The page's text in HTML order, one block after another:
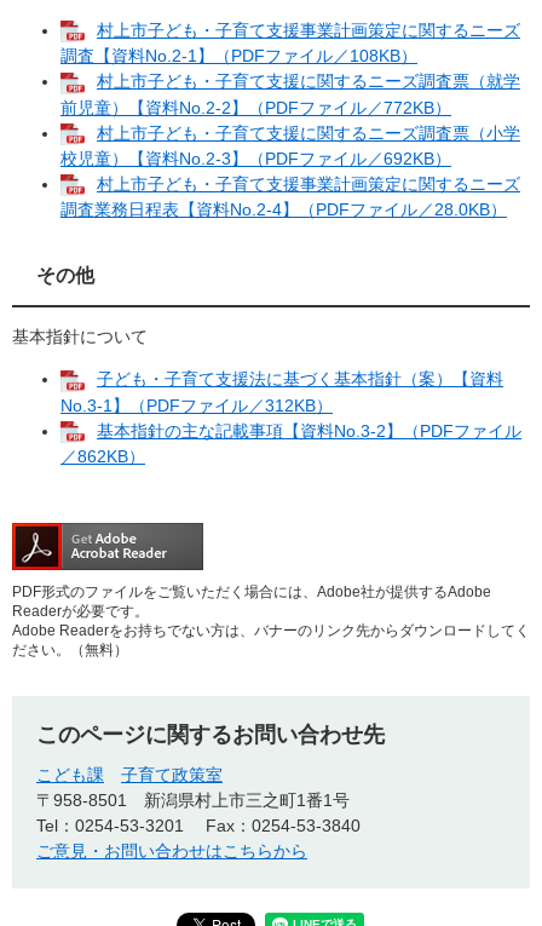
村上市子ども・子育て支援事業計画策定に関するニーズ
調査【資料No.2-1】（PDFファイル／108KB）
村上市子ども・子育て支援に関するニーズ調査票（就学
前児童）【資料No.2‐2】（PDFファイル／772KB）
村上市子ども・子育て支援に関するニーズ調査票（小学
校児童）【資料No.2-3】（PDFファイル／692KB）
村上市子ども・子育て支援事業計画策定に関するニーズ
調査業務日程表【資料No.2-4】（PDFファイル／28.0KB）
その他
基本指針について
子ども・子育て支援法に基づく基本指針（案）【資料
No.3-1】（PDFファイル／312KB）
基本指針の主な記載事項【資料No.3-2】（PDFファイル
／862KB）
PDF形式のファイルをご覧いただく場合には、Adobe社が提供するAdobe
Readerが必要です。
Adobe Readerをお持ちでない方は、バナーのリンク先からダウンロードしてく
ださい。（無料）
このページに関するお問い合わせ先
こども課
子育て政策室
〒958-8501
新潟県村上市三之町1番1号
Tel：0254-53-3201
Fax：0254-53-3840
ご意見・お問い合わせはこちらから